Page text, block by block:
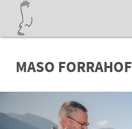
MASO FORRAHOF